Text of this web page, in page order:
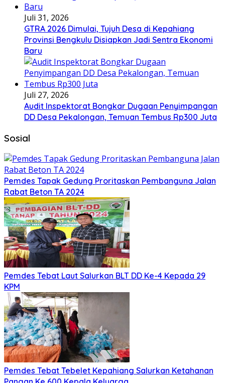
Juli 31, 2026
GTRA 2026 Dimulai, Tujuh Desa di Kepahiang
Provinsi Bengkulu Disiapkan Jadi Sentra Ekonomi
Baru
Juli 27, 2026
Audit Inspektorat Bongkar Dugaan Penyimpangan
DD Desa Pekalongan, Temuan Tembus Rp300 Juta
Sosial
Pemdes Tapak Gedung Proritaskan Pembanguna Jalan
Rabat Beton TA 2024
Pemdes Tebat Laut Salurkan BLT DD Ke-4 Kepada 29
KPM
Pemdes Tebat Tebelet Kepahiang Salurkan Ketahanan